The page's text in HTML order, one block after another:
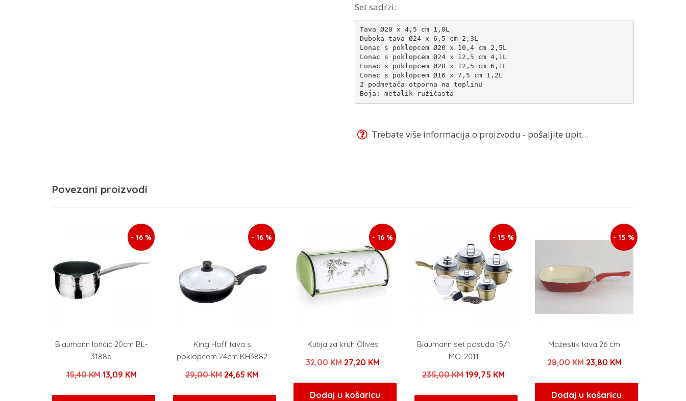
količina
Set sadrzi:
Tava Ø20 x 4,5 cm 1,0L
Duboka tava Ø24 x 6,5 cm 2,3L
Lonac s poklopcem Ø20 x 10,4 cm 2,5L
Lonac s poklopcem Ø24 x 12,5 cm 4,1L
Lonac s poklopcem Ø28 x 12,5 cm 6,1L
Lonac s poklopcem Ø16 x 7,5 cm 1,2L
2 podmetača otporna na toplinu
Boja: metalik ružičasta
Trebate više informacija o proizvodu - pošaljite upit...
Povezani proizvodi
- 16 %
Blaumann lončić 20cm BL-
3188a
15,40KM Izvorna
13,09 KMTrenutna
- 16 %
King Hoff tava s
poklopcem 24cm KH3882
29,00KM Izvorna
24,65 KM
- 16 %
Kutija za kruh Olives
32,00KM Izvorna
bila
27,20 KM
je:
Dodaj u košaricu
- 15 %
Blaumann set posuđa 15/1
MO-2011
235,00KMIzvorna
199,75 KM
- 15 %
Mažestik tava 26 cm
28,00KM Izvorna
bila
23,80 KMTrenutna
je:
Dodaj u košaricu